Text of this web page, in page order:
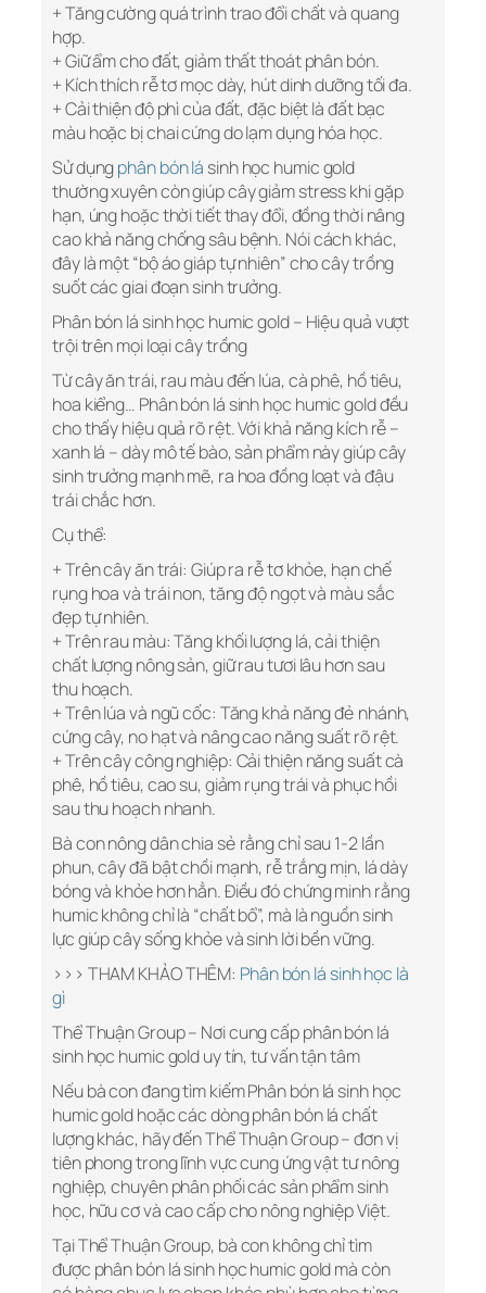
+ Tăng cường quá trình trao đổi chất và quang
hợp.
+ Giữ ẩm cho đất, giảm thất thoát phân bón.
+ Kích thích rễ tơ mọc dày, hút dinh dưỡng tối đa.
+ Cải thiện độ phì của đất, đặc biệt là đất bạc
màu hoặc bị chai cứng do lạm dụng hóa học.
Sử dụngphân bón lá sinh học humic gold
thường xuyên còn giúp cây giảm stress khi gặp
hạn, úng hoặc thời tiết thay đổi, đồng thời nâng
cao khả năng chống sâu bệnh. Nói cách khác,
đây là một “bộ áo giáp tự nhiên” cho cây trồng
suốt các giai đoạn sinh trưởng.
Phân bón lá sinh học humic gold – Hiệu quả vượt
trội trên mọi loại cây trồng
Từ cây ăn trái, rau màu đến lúa, cà phê, hồ tiêu,
hoa kiểng… Phân bón lá sinh học humic gold đều
cho thấy hiệu quả rõ rệt. Với khả năng kích rễ –
xanh lá – dày mô tế bào, sản phẩm này giúp cây
sinh trưởng mạnh mẽ, ra hoa đồng loạt và đậu
trái chắc hơn.
Cụ thể:
+ Trên cây ăn trái: Giúp ra rễ tơ khỏe, hạn chế
rụng hoa và trái non, tăng độ ngọt và màu sắc
đẹp tự nhiên.
+ Trên rau màu: Tăng khối lượng lá, cải thiện
chất lượng nông sản, giữ rau tươi lâu hơn sau
thu hoạch.
+ Trên lúa và ngũ cốc: Tăng khả năng đẻ nhánh,
cứng cây, no hạt và nâng cao năng suất rõ rệt.
+ Trên cây công nghiệp: Cải thiện năng suất cà
phê, hồ tiêu, cao su, giảm rụng trái và phục hồi
sau thu hoạch nhanh.
Bà con nông dân chia sẻ rằng chỉ sau 1-2 lần
phun, cây đã bật chồi mạnh, rễ trắng mịn, lá dày
bóng và khỏe hơn hẳn. Điều đó chứng minh rằng
humic không chỉ là “chất bổ”, mà là nguồn sinh
lực giúp cây sống khỏe và sinh lời bền vững.
>>> THAM KHẢO THÊM: Phân bón lá sinh học là
gì
Thể Thuận Group – Nơi cung cấp phân bón lá
sinh học humic gold uy tín, tư vấn tận tâm
Nếu bà con đang tìm kiếm Phân bón lá sinh học
humic gold hoặc các dòng phân bón lá chất
lượng khác, hãy đến Thể Thuận Group – đơn vị
tiên phong trong lĩnh vực cung ứng vật tư nông
nghiệp, chuyên phân phối các sản phẩm sinh
học, hữu cơ và cao cấp cho nông nghiệp Việt.
Tại Thể Thuận Group, bà con không chỉ tìm
được phân bón lá sinh học humic gold mà còn